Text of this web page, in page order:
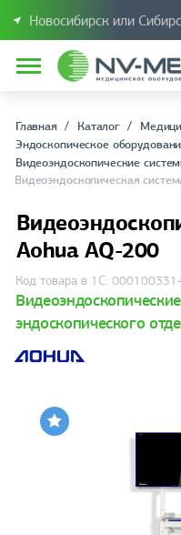
Новосибирск или
Главная Каталог
Эндоскопическое
Видеоэндоскопические
Видеоэндоскопическая
Aohua AQ-200
Код товара в 1С:
эндоскопического